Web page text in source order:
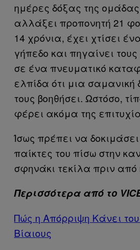
ημέρες δόξας της
αλλάξει προπονητή 21
14 χρόνια, έχει χτίσει
γήπεδο και πηγαίνει
σε ένα πνευματικό
ελπίδα ότι μια
τους βοηθήσει. Ωστόσο,
φέρει ακόμα της
Ίσως πρέπει να
παίκτες του πίσω στην
σφηνάκι τεκίλα πριν από
Περισσότερα από το
Πώς η Απόρριψη Κάνει
Βίαιους